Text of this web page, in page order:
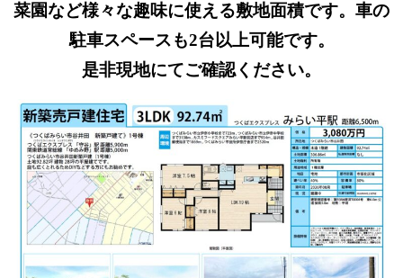
菜園など様々な趣味に使える敷地面積です。車の
駐車スペースも2台以上可能です。
是非現地にてご確認ください。